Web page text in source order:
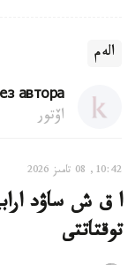
الەم
автора
اۆتور
10:42, 08 تامىز 2026
ا ق ش ساۋد
توقتاتتى